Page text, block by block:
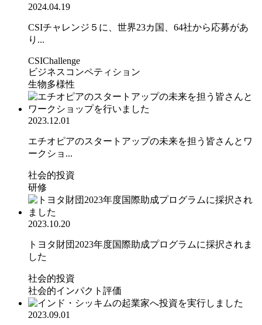
2024.04.19
CSIチャレンジ５に、世界23カ国、64社から応募があ
り...
CSIChallenge
ビジネスコンペティション
生物多様性
2023.12.01
エチオピアのスタートアップの未来を担う皆さんとワ
ークショ...
社会的投資
研修
2023.10.20
トヨタ財団2023年度国際助成プログラムに採択されま
した
社会的投資
社会的インパクト評価
2023.09.01